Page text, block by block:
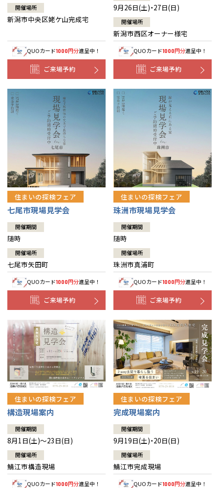
開催場所
新潟市中央区姥ケ山完成宅
QUOカード1000円分進呈中！
ご来場予約
9月26日(土)・27日(日)
開催場所
新潟市西区オーナー様宅
QUOカード1000円分進呈中！
ご来場予約
住まいの探検フェア
七尾市現場見学会
開催期間
随時
開催場所
七尾市矢田町
QUOカード1000円分進呈中！
ご来場予約
住まいの探検フェア
珠洲市現場見学会
開催期間
随時
開催場所
珠洲市真浦町
QUOカード1000円分進呈中！
ご来場予約
住まいの探検フェア
構造現場案内
開催期間
8月1日(土)～23日(日)
開催場所
鯖江市構造現場
QUOカード1000円分進呈中！
住まいの探検フェア
完成現場案内
開催期間
9月19日(土)・20日(日)
開催場所
鯖江市完成現場
QUOカード1000円分進呈中！